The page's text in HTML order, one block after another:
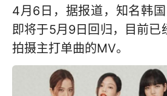
4月6日，据报道，知名韩
即将于5月9日回归，目前已
拍摄主打单曲的MV。